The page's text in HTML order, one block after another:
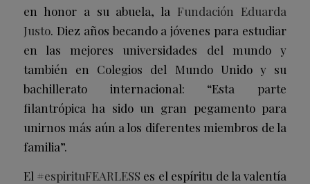
en honor a su abuela, la Fundación Eduarda
Justo. Diez años becando a jóvenes para estudiar
en las mejores universidades del mundo y
también en Colegios del Mundo Unido y su
bachillerato internacional: “Esta parte
filantrópica ha sido un gran pegamento para
unirnos más aún a los diferentes miembros de la
familia”.
El #espirituFEARLESS es el espíritu de la valentía